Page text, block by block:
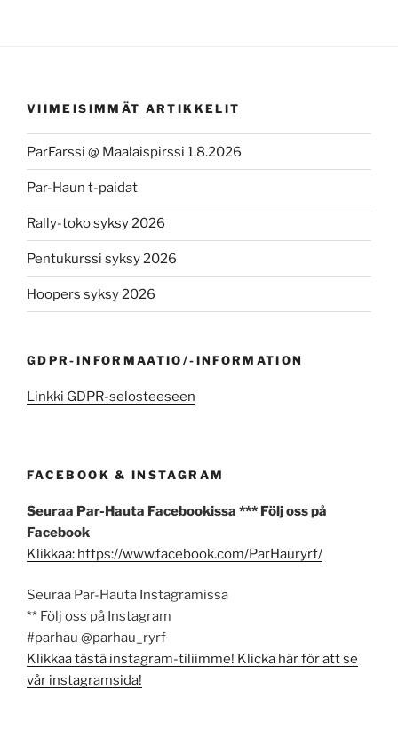
VIIMEISIMMÄT ARTIKKELIT
ParFarssi @ Maalaispirssi 1.8.2026
Par-Haun t-paidat
Rally-toko syksy 2026
Pentukurssi syksy 2026
Hoopers syksy 2026
GDPR-INFORMAATIO/-INFORMATION
Linkki GDPR-selosteeseen
FACEBOOK & INSTAGRAM
Seuraa Par-Hauta Facebookissa *** Följ oss på
Facebook
Klikkaa: https://www.facebook.com/ParHauryrf/
Seuraa Par-Hauta Instagramissa
** Följ oss på Instagram
#parhau @parhau_ryrf
Klikkaa tästä instagram-tiliimme! Klicka här för att se
vår instagramsida!